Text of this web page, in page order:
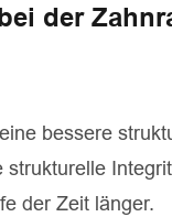
der
bessere
der Zeit länger.